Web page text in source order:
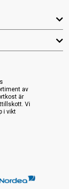
av
är
Vi
i vikt